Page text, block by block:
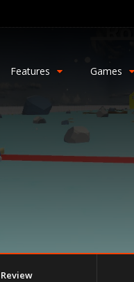
Features Games
Review